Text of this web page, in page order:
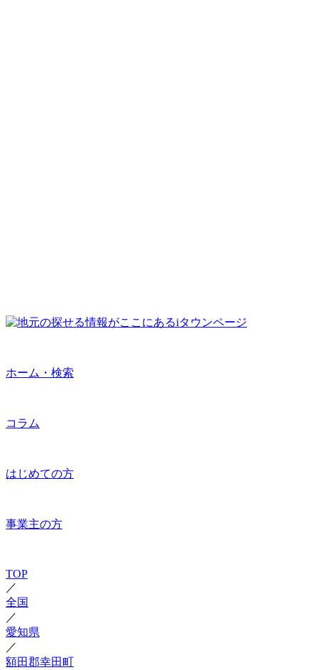
ホーム・検索
コラム
はじめての方
事業主の方
TOP
／
全国
／
愛知県
／
額田郡幸田町